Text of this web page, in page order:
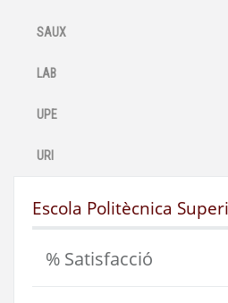
SAUX
LAB
UPE
URI
Escola Politècnica
% Satisfacció